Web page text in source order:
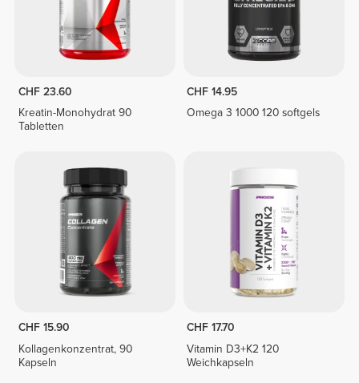
CHF 23.60
Kreatin-Monohydrat 90
Tabletten
CHF 14.95
Omega 3 1000 120 softgels
CHF 15.90
Kollagenkonzentrat, 90
Kapseln
CHF 17.70
Vitamin D3+K2 120
Weichkapseln